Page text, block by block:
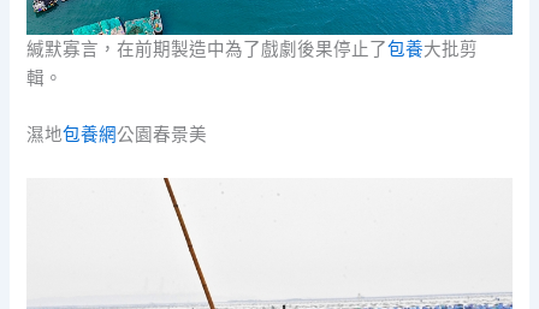
緘默寡言，在前期製造中為了戲劇後果停止了包養大批剪
輯。
濕地包養網公園春景美